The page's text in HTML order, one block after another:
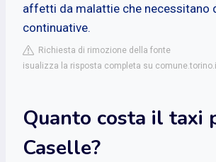
affetti da malattie che necessitano
continuative.
Richiesta di rimozione della fonte
isualizza la risposta completa su
Quanto costa il taxi
Caselle?